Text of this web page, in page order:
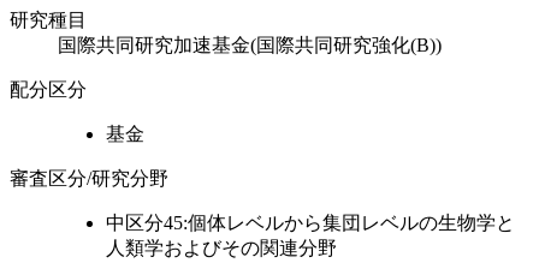
研究種目
国際共同研究加速基金(国際共同研究強化(B))
配分区分
基金
審査区分/研究分野
中区分45:個体レベルから集団レベルの生物学と
人類学およびその関連分野